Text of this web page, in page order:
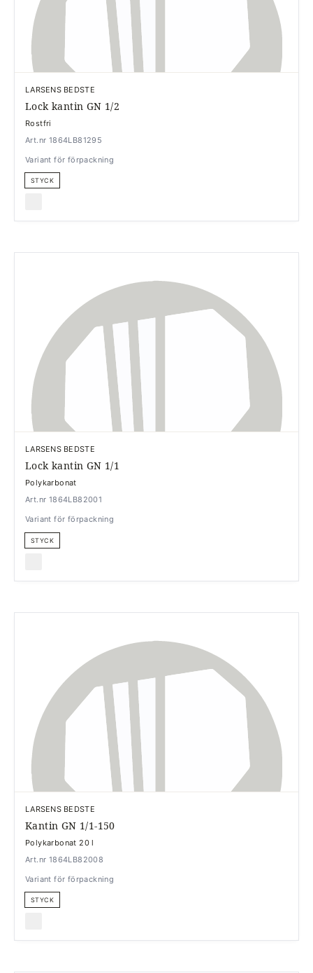
LARSENS BEDSTE
Lock kantin GN 1/2
Rostfri
Art.nr 1864LB81295
Variant för förpackning
STYCK
LARSENS BEDSTE
Lock kantin GN 1/1
Polykarbonat
Art.nr 1864LB82001
Variant för förpackning
STYCK
LARSENS BEDSTE
Kantin GN 1/1-150
Polykarbonat 20 l
Art.nr 1864LB82008
Variant för förpackning
STYCK